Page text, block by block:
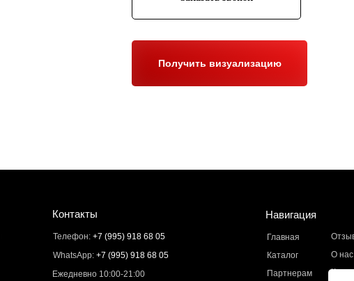
Получить визуализацию
Контакты Навигация
Телефон: +7 (995) 918 68 05
WhatsApp: +7 (995) 918 68 05
Ежедневно 10:00-21:00
Главная
Каталог
Партнерам
О нас